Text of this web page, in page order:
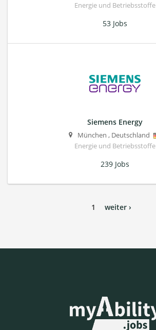
Energie und Betriebsstoffe
53 Jobs
Siemens Energy
München , Deutschland
Energie und Betriebsstoffe
239 Jobs
1 weiter ›